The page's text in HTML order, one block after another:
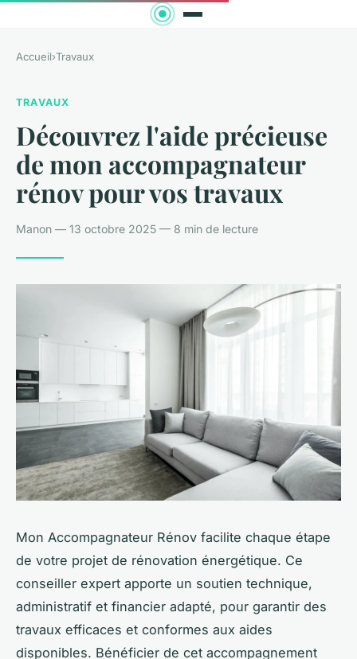
Accueil›Travaux
TRAVAUX
Découvrez l'aide précieuse
de mon accompagnateur
rénov pour vos travaux
Manon — 13 octobre 2025 — 8 min de lecture
Mon Accompagnateur Rénov facilite chaque étape
de votre projet de rénovation énergétique. Ce
conseiller expert apporte un soutien technique,
administratif et financier adapté, pour garantir des
travaux efficaces et conformes aux aides
disponibles. Bénéficier de cet accompagnement